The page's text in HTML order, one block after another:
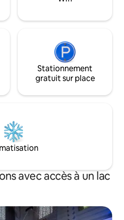
: 1 à 2
de
Stationnement
gratuit sur place
avec accès à un lac